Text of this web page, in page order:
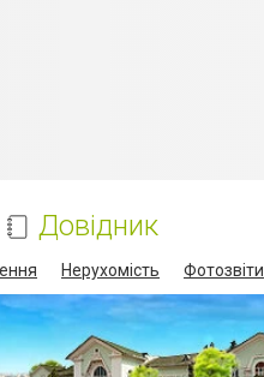
Довідник
Нерухомість Фотозвіти